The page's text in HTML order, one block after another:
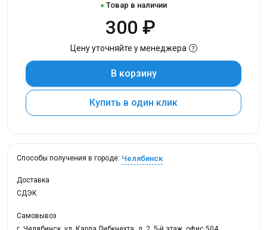
Товар в наличии
300 ₽
Цену уточняйте у менеджера
В корзину
Купить в один клик
Способы получения в городе: Челябинск
Доставка
СДЭК
Самовывоз